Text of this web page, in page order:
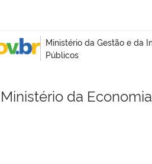
menu principal de navegação
Ministério da Economia